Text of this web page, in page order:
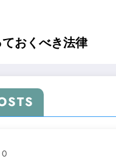
おくべき法律
0